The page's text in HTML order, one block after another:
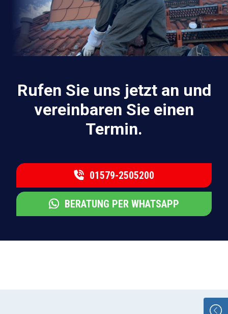
Rufen Sie uns jetzt an und
vereinbaren Sie einen
Termin.
01579-2505200
BERATUNG PER WHATSAPP